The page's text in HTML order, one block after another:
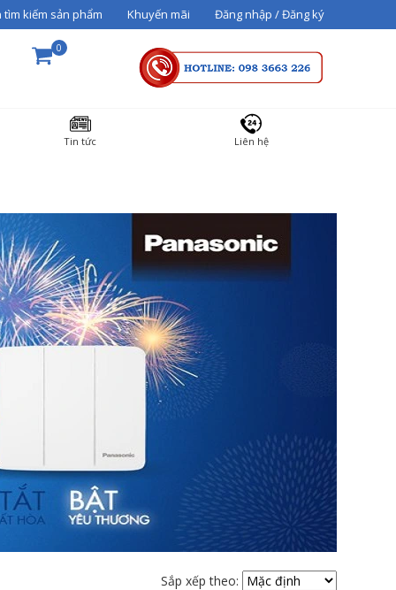
kiếm sản phẩm Khuyến mãi Đăng nhập / Đăng ký
0
Tin tức Liên hệ
Sắp xếp theo:
THÀNH TIỀN
Tổng cộng:
3,600,000₫
THANH TOÁN